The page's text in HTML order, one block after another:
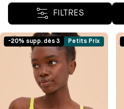
FILTRES
-20% supp. dès 3 Petits Prix